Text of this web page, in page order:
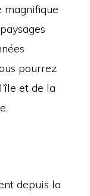
magnifique
pourrez
et de la
depuis la